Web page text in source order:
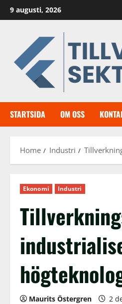
Skip
to
9 augusti, 2026
STARTSIDA OM OSS
Home Industri
Ekonomi Industri
Maurits Östergren 2